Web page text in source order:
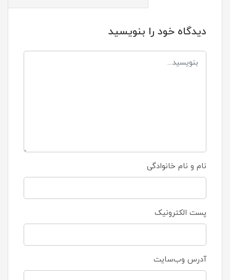
دیدگاه خود را بنویسید
نام و نام خانوادگی
پست الکترونیک
آدرس وب‌سایت